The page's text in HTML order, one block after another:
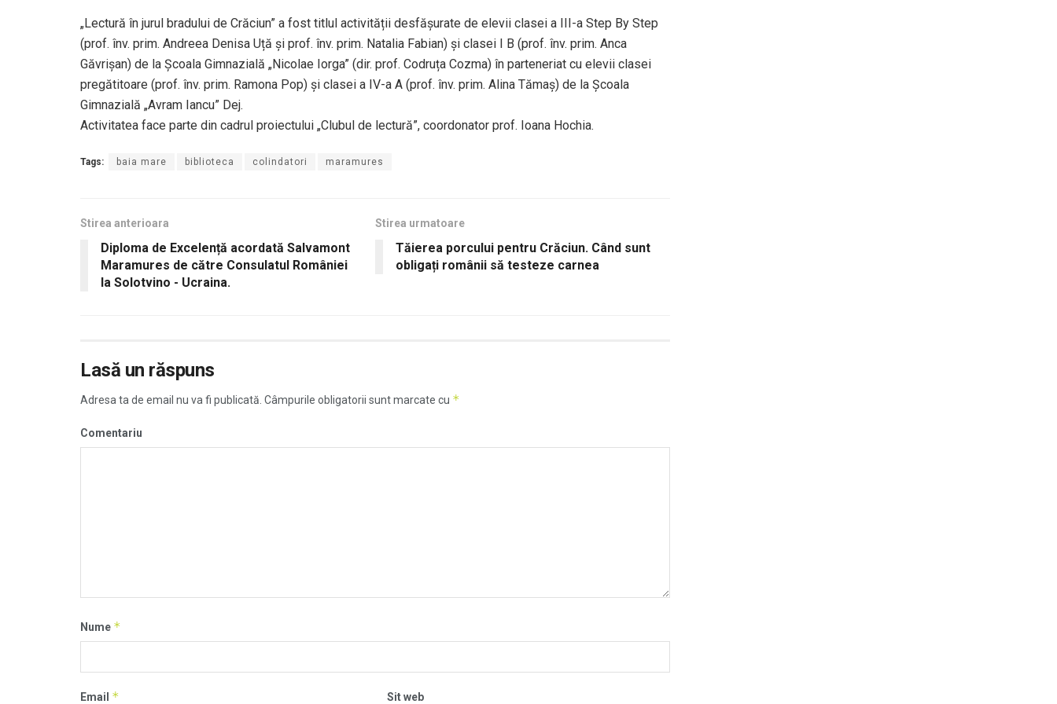
„Lectură în jurul bradului de Crăciun” a fost titlul activității desfășurate de elevii clasei a III-a Step By Step
(prof. înv. prim. Andreea Denisa Uță și prof. înv. prim. Natalia Fabian) și clasei I B (prof. înv. prim. Anca
Găvrișan) de la Școala Gimnazială „Nicolae Iorga” (dir. prof. Codruța Cozma) în parteneriat cu elevii clasei
pregătitoare (prof. înv. prim. Ramona Pop) și clasei a IV-a A (prof. înv. prim. Alina Tămaș) de la Școala
Gimnazială „Avram Iancu” Dej.
Activitatea face parte din cadrul proiectului „Clubul de lectură”, coordonator prof. Ioana Hochia.
Tags: baia mare biblioteca colindatori maramures
Stirea anterioara
Diploma de Excelență acordată Salvamont
Maramures de către Consulatul României
la Solotvino - Ucraina.
Stirea urmatoare
Tăierea porcului pentru Crăciun. Când sunt
obligați românii să testeze carnea
Lasă un răspuns
Adresa ta de email nu va fi publicată. Câmpurile obligatorii sunt marcate cu *
Comentariu
Nume *
Email * Sit web